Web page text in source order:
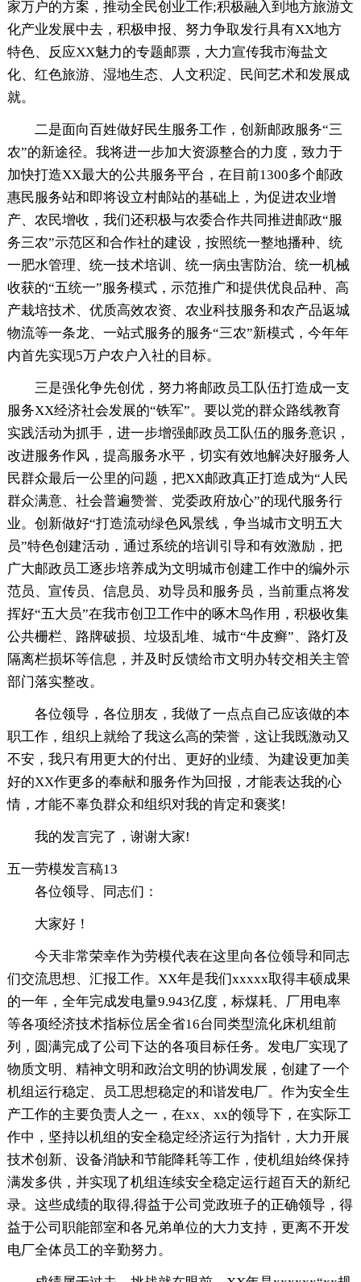
家万户的方案，推动全民创业工作;积极融入到地方旅游文
化产业发展中去，积极申报、努力争取发行具有XX地方
特色、反应XX魅力的专题邮票，大力宣传我市海盐文
化、红色旅游、湿地生态、人文积淀、民间艺术和发展成
就。
二是面向百姓做好民生服务工作，创新邮政服务“三
农”的新途径。我将进一步加大资源整合的力度，致力于
加快打造XX最大的公共服务平台，在目前1300多个邮政
惠民服务站和即将设立村邮站的基础上，为促进农业增
产、农民增收，我们还积极与农委合作共同推进邮政“服
务三农”示范区和合作社的建设，按照统一整地播种、统
一肥水管理、统一技术培训、统一病虫害防治、统一机械
收获的“五统一”服务模式，示范推广和提供优良品种、高
产栽培技术、优质高效农资、农业科技服务和农产品返城
物流等一条龙、一站式服务的服务“三农”新模式，今年年
内首先实现5万户农户入社的目标。
三是强化争先创优，努力将邮政员工队伍打造成一支
服务XX经济社会发展的“铁军”。要以党的群众路线教育
实践活动为抓手，进一步增强邮政员工队伍的服务意识，
改进服务作风，提高服务水平，切实有效地解决好服务人
民群众最后一公里的问题，把XX邮政真正打造成为“人民
群众满意、社会普遍赞誉、党委政府放心”的现代服务行
业。创新做好“打造流动绿色风景线，争当城市文明五大
员”特色创建活动，通过系统的培训引导和有效激励，把
广大邮政员工逐步培养成为文明城市创建工作中的编外示
范员、宣传员、信息员、劝导员和服务员，当前重点将发
挥好“五大员”在我市创卫工作中的啄木鸟作用，积极收集
公共栅栏、路牌破损、垃圾乱堆、城市“牛皮癣”、路灯及
隔离栏损坏等信息，并及时反馈给市文明办转交相关主管
部门落实整改。
各位领导，各位朋友，我做了一点点自己应该做的本
职工作，组织上就给了我这么高的荣誉，这让我既激动又
不安，我只有用更大的付出、更好的业绩、为建设更加美
好的XX作更多的奉献和服务作为回报，才能表达我的心
情，才能不辜负群众和组织对我的肯定和褒奖!
我的发言完了，谢谢大家!
五一劳模发言稿13
各位领导、同志们：
大家好！
今天非常荣幸作为劳模代表在这里向各位领导和同志
们交流思想、汇报工作。XX年是我们xxxxx取得丰硕成果
的一年，全年完成发电量9.943亿度，标煤耗、厂用电率
等各项经济技术指标位居全省16台同类型流化床机组前
列，圆满完成了公司下达的各项目标任务。发电厂实现了
物质文明、精神文明和政治文明的协调发展，创建了一个
机组运行稳定、员工思想稳定的和谐发电厂。作为安全生
产工作的主要负责人之一，在xx、xx的领导下，在实际工
作中，坚持以机组的安全稳定经济运行为指针，大力开展
技术创新、设备消缺和节能降耗等工作，使机组始终保持
满发多供，并实现了机组连续安全稳定运行超百天的新纪
录。这些成绩的取得,得益于公司党政班子的正确领导，得
益于公司职能部室和各兄弟单位的大力支持，更离不开发
电厂全体员工的辛勤努力。